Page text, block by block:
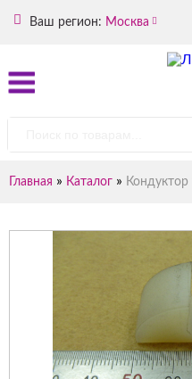
Ваш регион: Москва
Главная » Каталог » Кондуктор